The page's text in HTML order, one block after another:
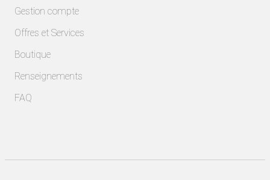
Gestion compte
Offres et Services
Boutique
Renseignements
FAQ